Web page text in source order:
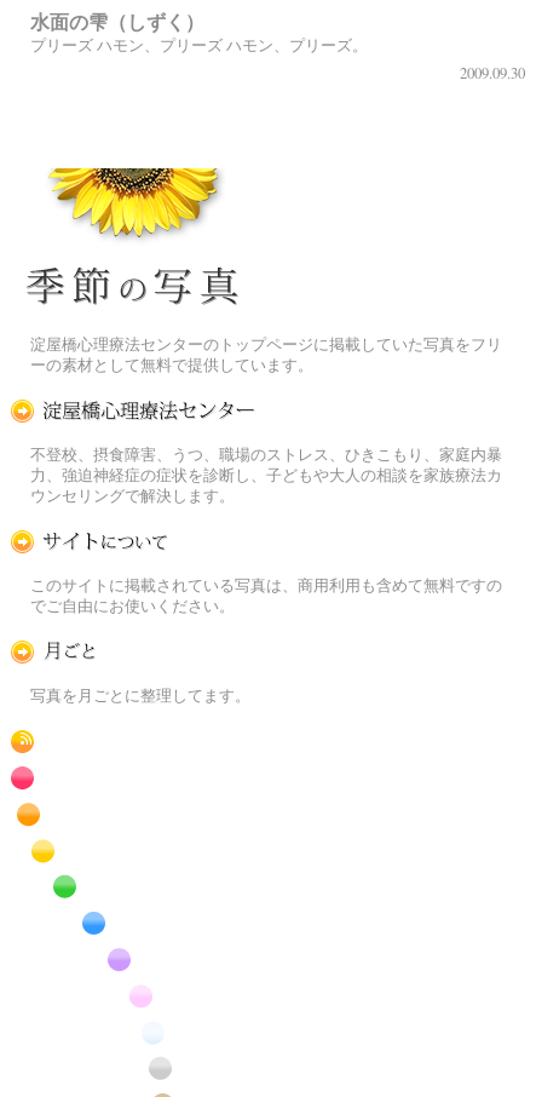
水面の雫（しずく）
プリーズ ハモン、プリーズ ハモン、プリーズ。
2009.09.30
淀屋橋心理療法センターのトップページに掲載していた写真をフリ
ーの素材として無料で提供しています。
不登校、摂食障害、うつ、職場のストレス、ひきこもり、家庭内暴
力、強迫神経症の症状を診断し、子どもや大人の相談を家族療法カ
ウンセリングで解決します。
このサイトに掲載されている写真は、商用利用も含めて無料ですの
でご自由にお使いください。
写真を月ごとに整理してます。
RSS
赤色の花のフリー写真素材
橙色の花のフリー写真素材
黄色の花のフリー写真素材
緑色の花のフリー写真素材
青色の花のフリー写真素材
紫色の花のフリー写真素材
白色の花のフリー写真素材
昆虫のフリー写真素材